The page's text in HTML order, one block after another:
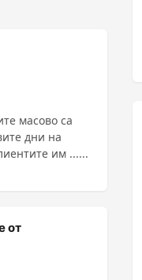
масово са
дни на
им ......
от